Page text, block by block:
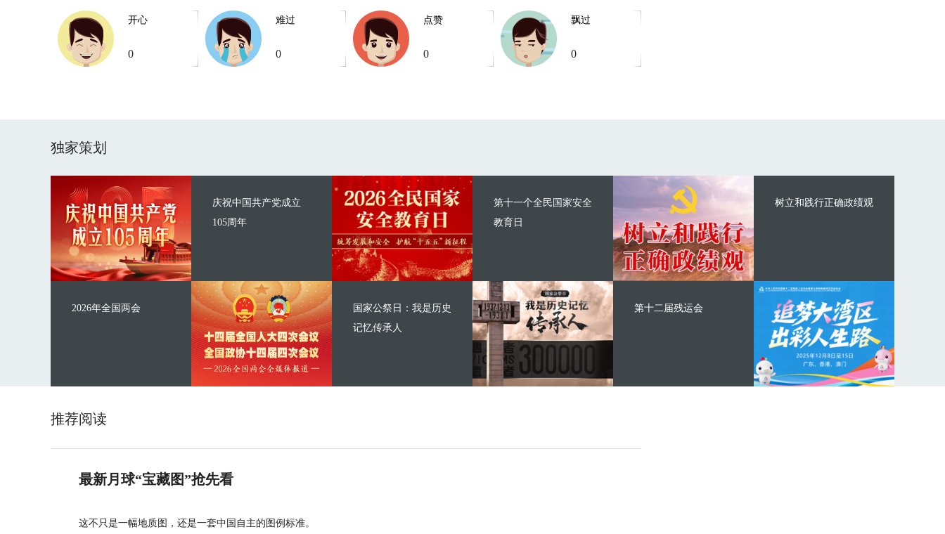
开心
0
难过
0
点赞
0
飘过
0
独家策划
庆祝中国共产党成立
105周年
2026年全国两会
第十一个全民国家安全
教育日
国家公祭日：我是历史
记忆传承人
树立和践行正确政绩观
第十二届残运会
推荐阅读
最新月球“宝藏图”抢先看
这不只是一幅地质图，还是一套中国自主的图例标准。